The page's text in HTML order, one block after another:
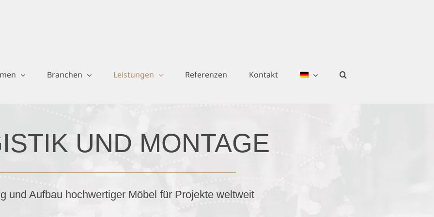
Branchen Leistungen Referenzen Kontakt
UND MONTAGE
und Aufbau hochwertiger Möbel für Projekte weltweit